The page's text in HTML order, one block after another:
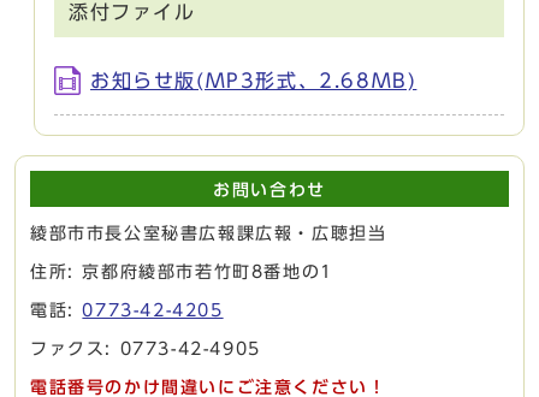
添付ファイル
お知らせ版(MP3形式、2.68MB)
お問い合わせ
綾部市市長公室秘書広報課広報・広聴担当
住所: 京都府綾部市若竹町8番地の1
電話:0773-42-4205
ファクス: 0773-42-4905
電話番号のかけ間違いにご注意ください！